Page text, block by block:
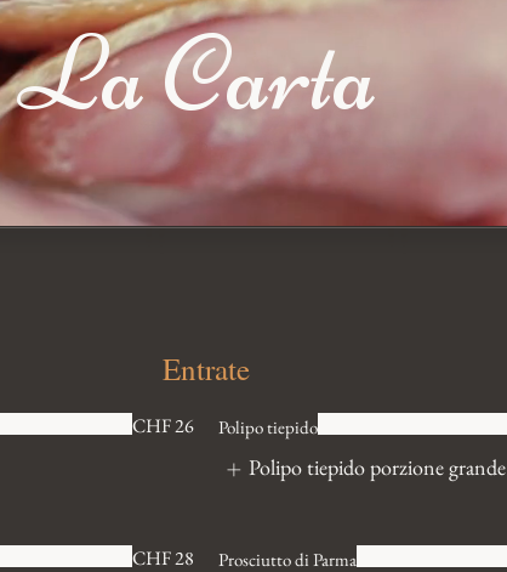
La Carta
Entrate
CHF 26 Polipo tiepido
Polipo tiepido porzione grande
CHF 28 Prosciutto di Parma